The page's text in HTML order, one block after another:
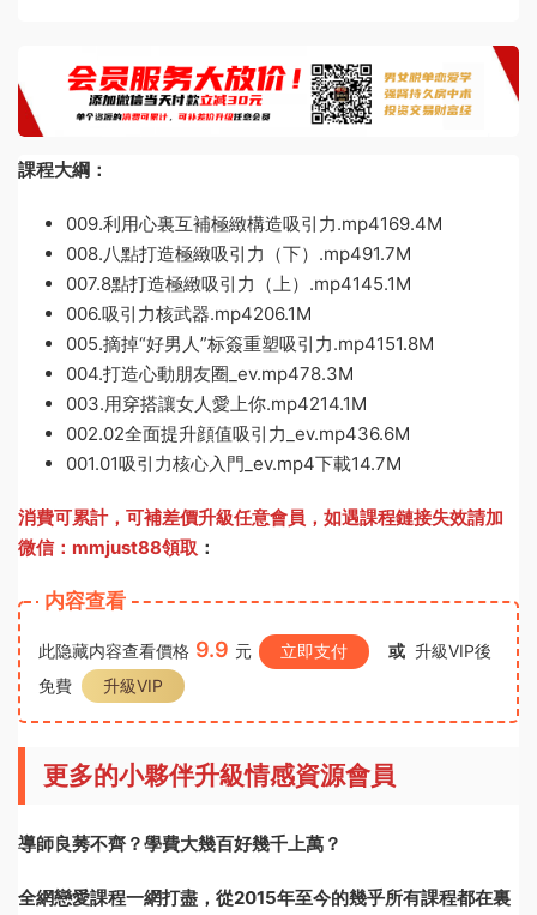
課程大綱：
009.利用心裏互補極緻構造吸引力.mp4169.4M
008.八點打造極緻吸引力（下）.mp491.7M
007.8點打造極緻吸引力（上）.mp4145.1M
006.吸引力核武器.mp4206.1M
005.摘掉“好男人”标簽重塑吸引力.mp4151.8M
004.打造心動朋友圈_ev.mp478.3M
003.用穿搭讓女人愛上你.mp4214.1M
002.02全面提升顔值吸引力_ev.mp436.6M
001.01吸引力核心入門_ev.mp4下載14.7M
消費可累計，可補差價升級任意會員， 如遇課程鏈接失效請加
微信：mmjust88領取 ：
内容查看
此隐藏内容查看價格 9.9 元 立即支付 或 升級VIP後
免費
升級VIP
更多的小夥伴升級情感資源會員
導師良莠不齊？學費大幾百好幾千上萬？
全網戀愛課程一網打盡，從2015年至今的幾乎所有課程都在裏